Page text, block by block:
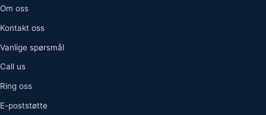
Om oss
Kontakt oss
Vanlige spørsmål
Call us
Ring oss
E-poststøtte